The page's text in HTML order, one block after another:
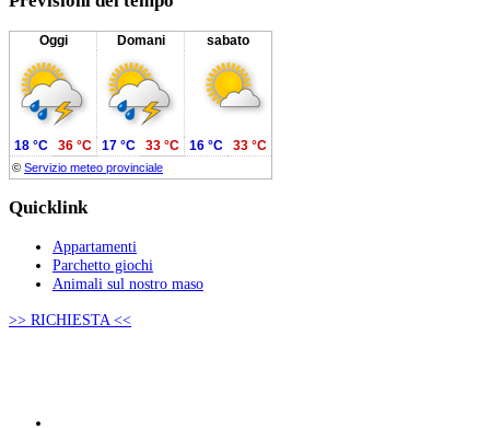
Oggi Domani sabato
© Servizio meteo provinciale
18 °C 36 °C 17 °C 33 °C 16 °C 33 °C
Quicklink
Appartamenti
Parchetto giochi
Animali sul nostro maso
>> RICHIESTA <<